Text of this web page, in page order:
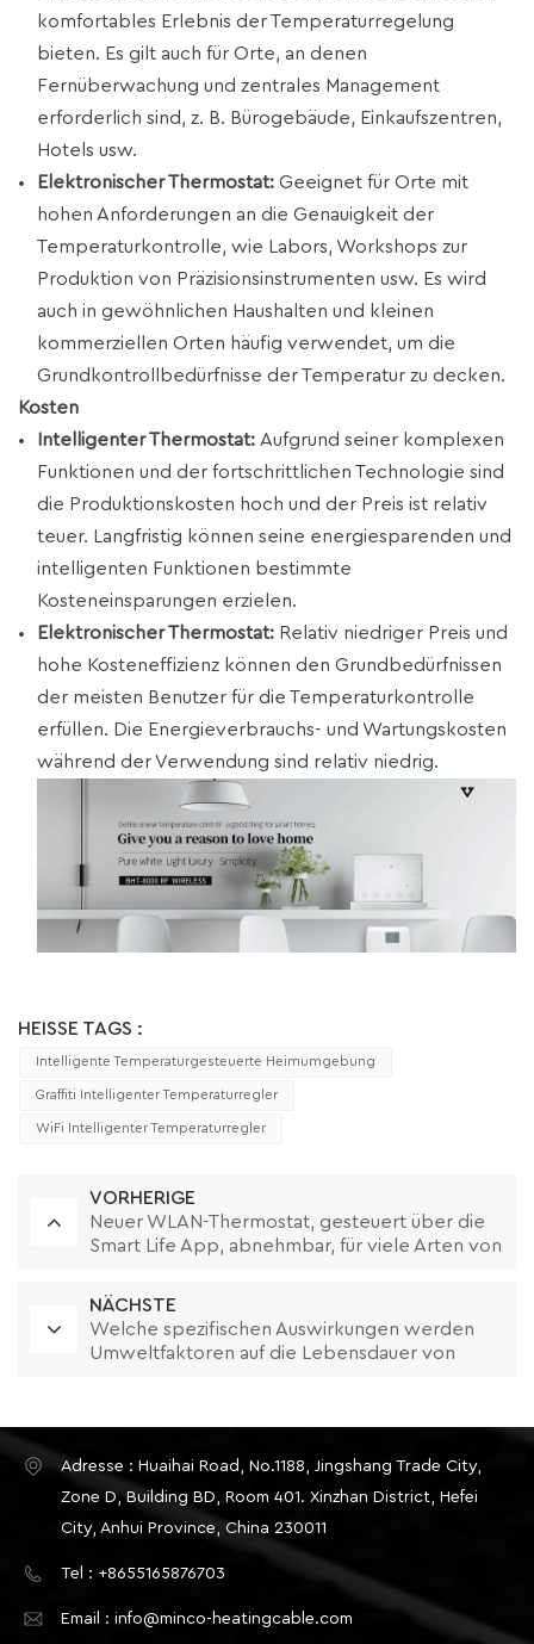
komfortables Erlebnis der Temperaturregelung
bieten. Es gilt auch für Orte, an denen
Fernüberwachung und zentrales Management
erforderlich sind, z. B. Bürogebäude, Einkaufszentren,
Hotels usw.
Elektronischer Thermostat: Geeignet für Orte mit
hohen Anforderungen an die Genauigkeit der
Temperaturkontrolle, wie Labors, Workshops zur
Produktion von Präzisionsinstrumenten usw. Es wird
auch in gewöhnlichen Haushalten und kleinen
kommerziellen Orten häufig verwendet, um die
Grundkontrollbedürfnisse der Temperatur zu decken.
Kosten
Intelligenter Thermostat: Aufgrund seiner komplexen
Funktionen und der fortschrittlichen Technologie sind
die Produktionskosten hoch und der Preis ist relativ
teuer. Langfristig können seine energiesparenden und
intelligenten Funktionen bestimmte
Kosteneinsparungen erzielen.
Elektronischer Thermostat: Relativ niedriger Preis und
hohe Kosteneffizienz können den Grundbedürfnissen
der meisten Benutzer für die Temperaturkontrolle
erfüllen. Die Energieverbrauchs- und Wartungskosten
während der Verwendung sind relativ niedrig.
HEISSE TAGS :
Intelligente Temperaturgesteuerte Heimumgebung
Graffiti Intelligenter Temperaturregler
WiFi Intelligenter Temperaturregler
VORHERIGE
Neuer WLAN-Thermostat, gesteuert über die
Smart Life App, abnehmbar, für viele Arten von
NÄCHSTE
Welche spezifischen Auswirkungen werden
Umweltfaktoren auf die Lebensdauer von
Adresse : Huaihai Road, No.1188, Jingshang Trade City,
Zone D, Building BD, Room 401. Xinzhan District, Hefei
City, Anhui Province, China 230011
Tel : +8655165876703
Email : info@minco-heatingcable.com